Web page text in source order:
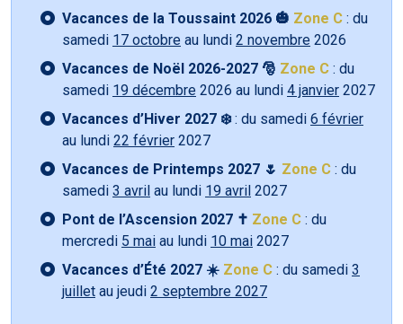
Vacances de la Toussaint 2026 🎃 Zone C : du
samedi 17 octobre au lundi 2 novembre 2026
Vacances de Noël 2026-2027 🎅 Zone C : du
samedi 19 décembre 2026 au lundi 4 janvier 2027
Vacances d’Hiver 2027 ❄️: du samedi 6 février
au lundi 22 février 2027
Vacances de Printemps 2027 🌷 Zone C : du
samedi 3 avril au lundi 19 avril 2027
Pont de l’Ascension 2027 ✝️ Zone C : du
mercredi 5 mai au lundi 10 mai 2027
Vacances d’Été 2027 ☀️ Zone C : du samedi 3
juillet au jeudi 2 septembre 2027